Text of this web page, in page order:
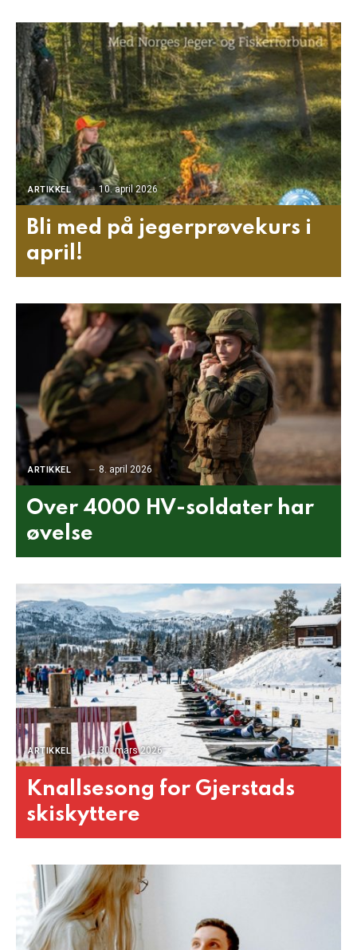
ARTIKKEL 10. april 2026
Bli med på jegerprøvekurs i
april!
ARTIKKEL 8. april 2026
Over 4000 HV-soldater har
øvelse
ARTIKKEL 30. mars 2026
Knallsesong for Gjerstads
skiskyttere